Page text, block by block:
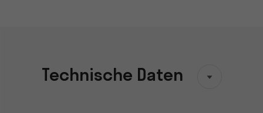
Technische Daten